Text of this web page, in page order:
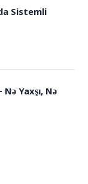
Sistemli
Yaxşı, Nə